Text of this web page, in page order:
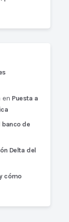
en Puesta a
banco de
Delta del
cómo